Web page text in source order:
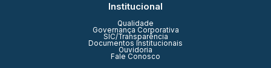
Institucional
Qualidade
Governança Corporativa
SIC/Transparência
Documentos Institucionais
Ouvidoria
Fale Conosco